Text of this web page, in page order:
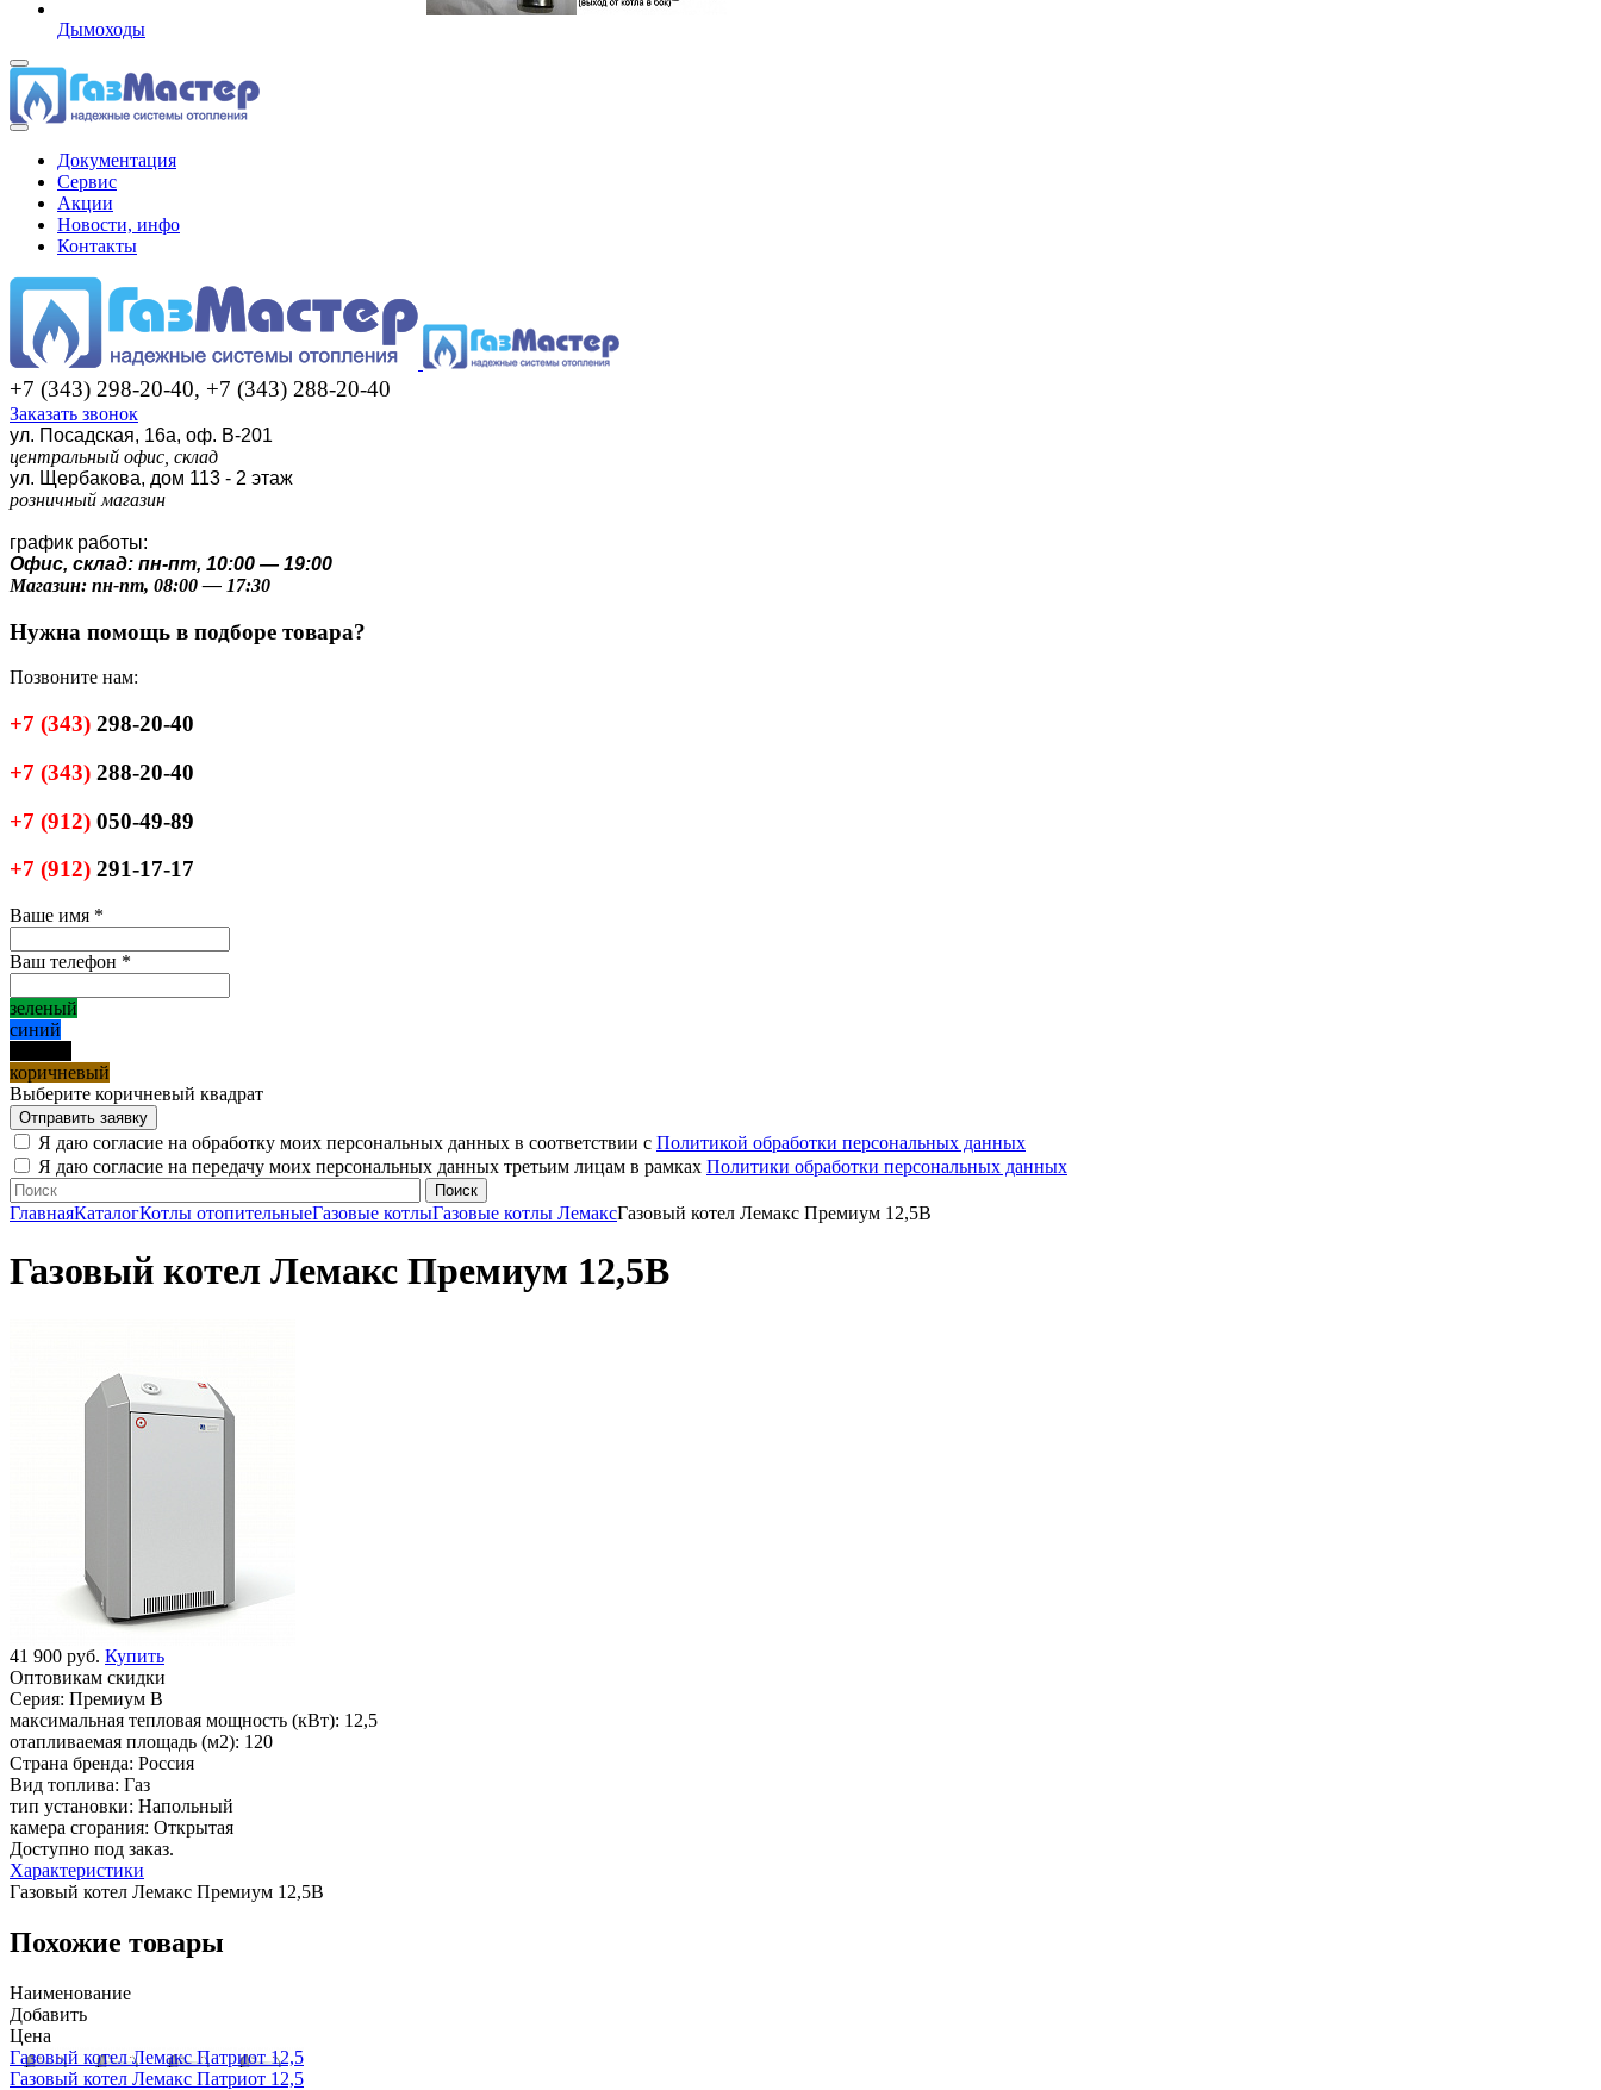
Дымоходы
Документация
Сервис
Акции
Новости, инфо
Контакты
+7 (343) 298-20-40, +7 (343) 288-20-40
Заказать звонок
ул. Посадская, 16а, оф. В-201
центральный офис, склад
ул. Щербакова, дом 113 - 2 этаж
розничный магазин
график работы:
Офис, склад: пн-пт, 10:00 — 19:00
Магазин: пн-пт, 08:00 — 17:30
Нужна помощь в подборе товара?
Позвоните нам:
+7 (343) 298-20-40
+7 (343) 288-20-40
+7 (912) 050-49-89
+7 (912) 291-17-17
Ваше имя *
Ваш телефон *
зеленый
синий
коричневый
Выберите коричневый квадрат
Я даю согласие на обработку моих персональных данных в соответствии с Политикой обработки персональных данных
Я даю согласие на передачу моих персональных данных третьим лицам в рамках Политики обработки персональных данных
ГлавнаяКаталогКотлы отопительныеГазовые котлыГазовые котлы ЛемаксГазовый котел Лемакс Премиум 12,5B
Газовый котел Лемакс Премиум 12,5B
41 900 руб. Купить
Оптовикам скидки
Серия: Премиум В
максимальная тепловая мощность (кВт): 12,5
отапливаемая площадь (м2): 120
Страна бренда: Россия
Вид топлива: Газ
тип установки: Напольный
камера сгорания: Открытая
Доступно под заказ.
Характеристики
Газовый котел Лемакс Премиум 12,5B
Похожие товары
Наименование
Добавить
Цена
Газовый котел Лемакс Патриот 12,5
Газовый котел Лемакс Патриот 12,5